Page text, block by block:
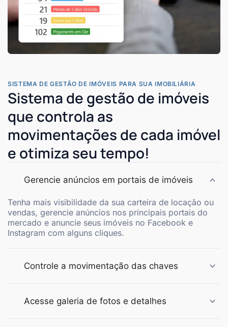
SISTEMA DE GESTÃO DE IMÓVEIS PARA SUA IMOBILIÁRIA
Sistema de gestão de imóveis
que controla as
movimentações de cada imóvel
e otimiza seu tempo!
Gerencie anúncios em portais de imóveis
Tenha mais visibilidade da sua carteira de locação ou
vendas, gerencie anúncios nos principais portais do
mercado e anuncie seus imóveis no Facebook e
Instagram com alguns cliques.
Controle a movimentação das chaves
Acesse galeria de fotos e detalhes